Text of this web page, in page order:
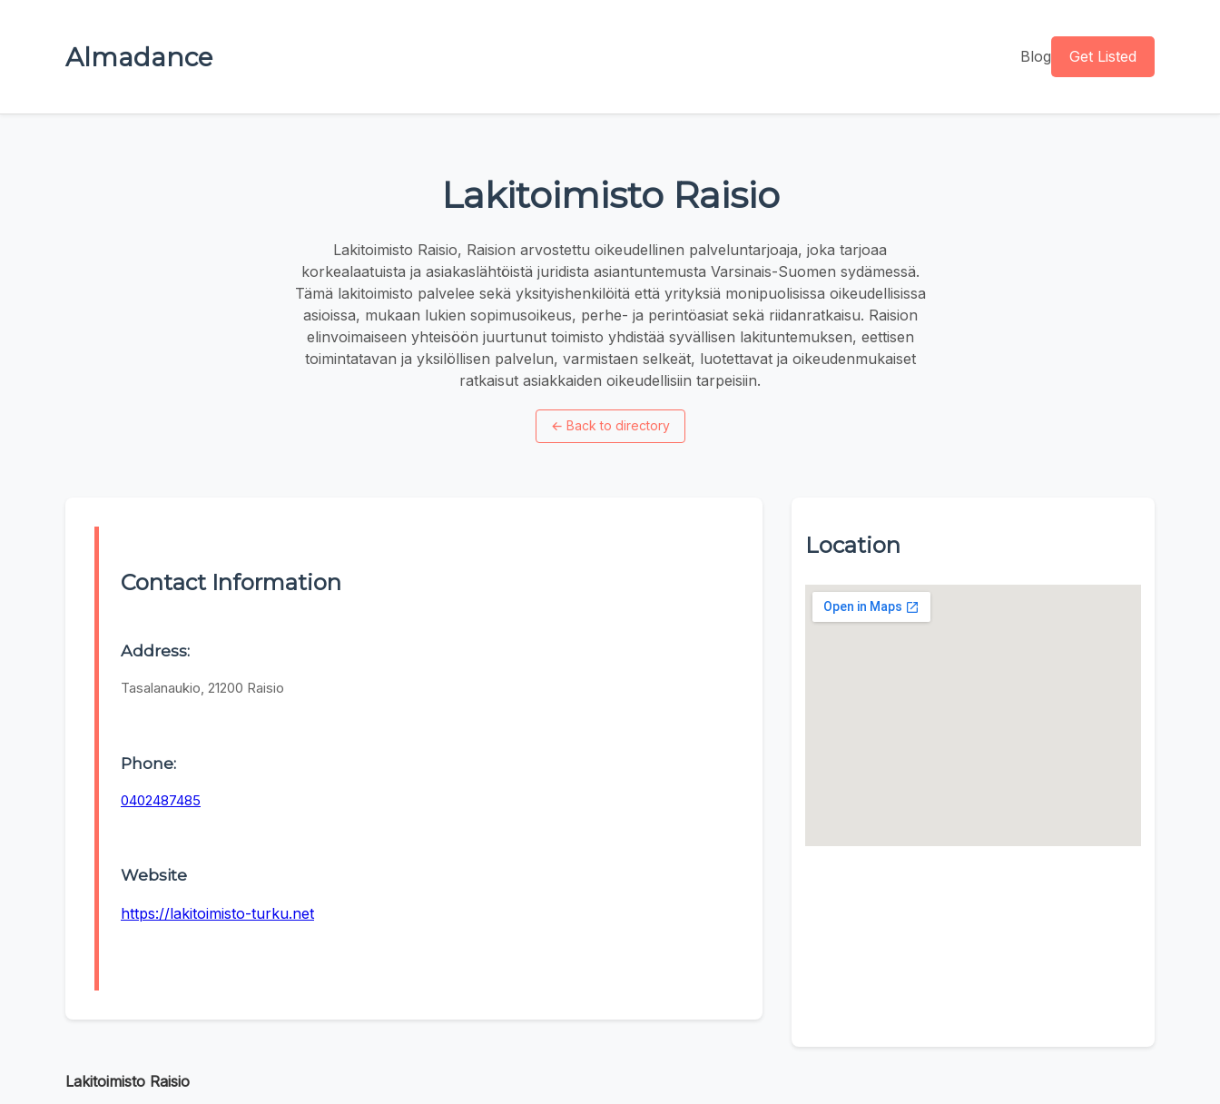
Almadance Blog Get Listed
Lakitoimisto Raisio
Lakitoimisto Raisio, Raision arvostettu oikeudellinen palveluntarjoaja, joka tarjoaa
korkealaatuista ja asiakaslähtöistä juridista asiantuntemusta Varsinais-Suomen sydämessä.
Tämä lakitoimisto palvelee sekä yksityishenkilöitä että yrityksiä monipuolisissa oikeudellisissa
asioissa, mukaan lukien sopimusoikeus, perhe- ja perintöasiat sekä riidanratkaisu. Raision
elinvoimaiseen yhteisöön juurtunut toimisto yhdistää syvällisen lakituntemuksen, eettisen
toimintatavan ja yksilöllisen palvelun, varmistaen selkeät, luotettavat ja oikeudenmukaiset
ratkaisut asiakkaiden oikeudellisiin tarpeisiin.
← Back to directory
Contact Information
Address:
Tasalanaukio, 21200 Raisio
Phone:
0402487485
Website
https://lakitoimisto-turku.net
Location
Lakitoimisto Raisio